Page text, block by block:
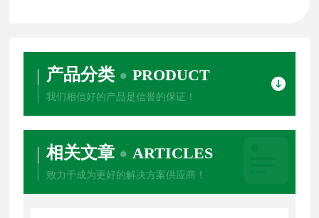
产品分类 PRODUCT
我们相信好的产品是信誉的保证！
相关文章 ARTICLES
致力于成为更好的解决方案供应商！